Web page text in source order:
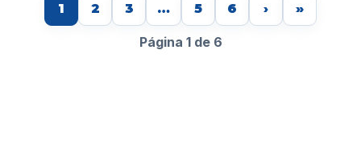
1 2 3 … 5 6 › »
Página 1 de 6